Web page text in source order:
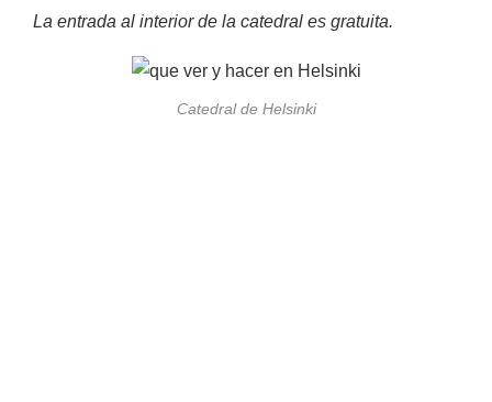
La entrada al interior de la catedral es gratuita.
Catedral de Helsinki